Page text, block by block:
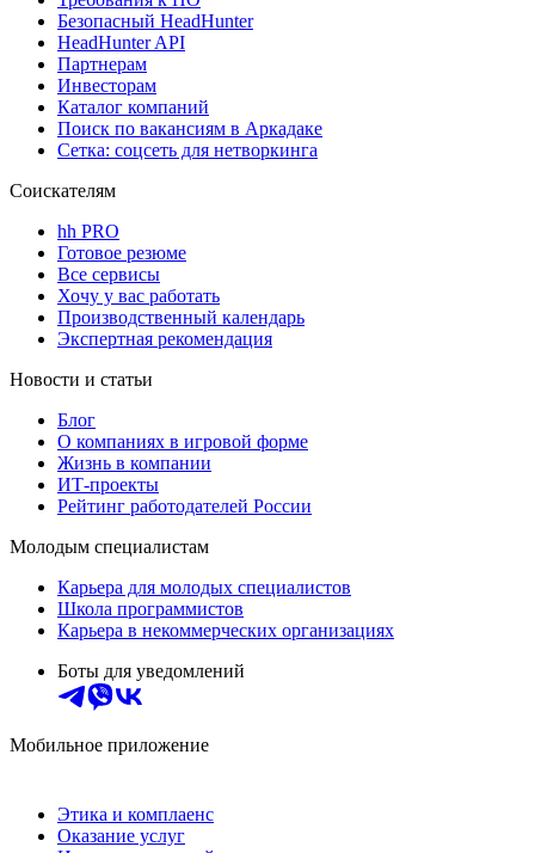
Безопасный HeadHunter
HeadHunter API
Партнерам
Инвесторам
Каталог компаний
Поиск по вакансиям в Аркадаке
Сетка: соцсеть для нетворкинга
Соискателям
hh PRO
Готовое резюме
Все сервисы
Хочу у вас работать
Производственный календарь
Экспертная рекомендация
Новости и статьи
Блог
О компаниях в игровой форме
Жизнь в компании
ИТ-проекты
Рейтинг работодателей России
Молодым специалистам
Карьера для молодых специалистов
Школа программистов
Карьера в некоммерческих организациях
Боты для уведомлений
Мобильное приложение
Этика и комплаенс
Оказание услуг